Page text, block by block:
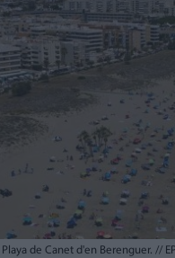
Playa de Canet d'en Berenguer. //